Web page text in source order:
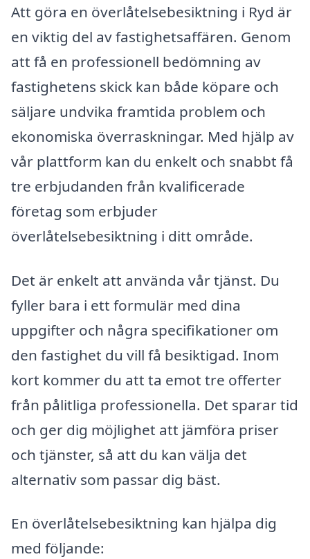
Att göra en överlåtelsebesiktning i Ryd är
en viktig del av fastighetsaffären. Genom
att få en professionell bedömning av
fastighetens skick kan både köpare och
säljare undvika framtida problem och
ekonomiska överraskningar. Med hjälp av
vår plattform kan du enkelt och snabbt få
tre erbjudanden från kvalificerade
företag som erbjuder
överlåtelsebesiktning i ditt område.
Det är enkelt att använda vår tjänst. Du
fyller bara i ett formulär med dina
uppgifter och några specifikationer om
den fastighet du vill få besiktigad. Inom
kort kommer du att ta emot tre offerter
från pålitliga professionella. Det sparar tid
och ger dig möjlighet att jämföra priser
och tjänster, så att du kan välja det
alternativ som passar dig bäst.
En överlåtelsebesiktning kan hjälpa dig
med följande: